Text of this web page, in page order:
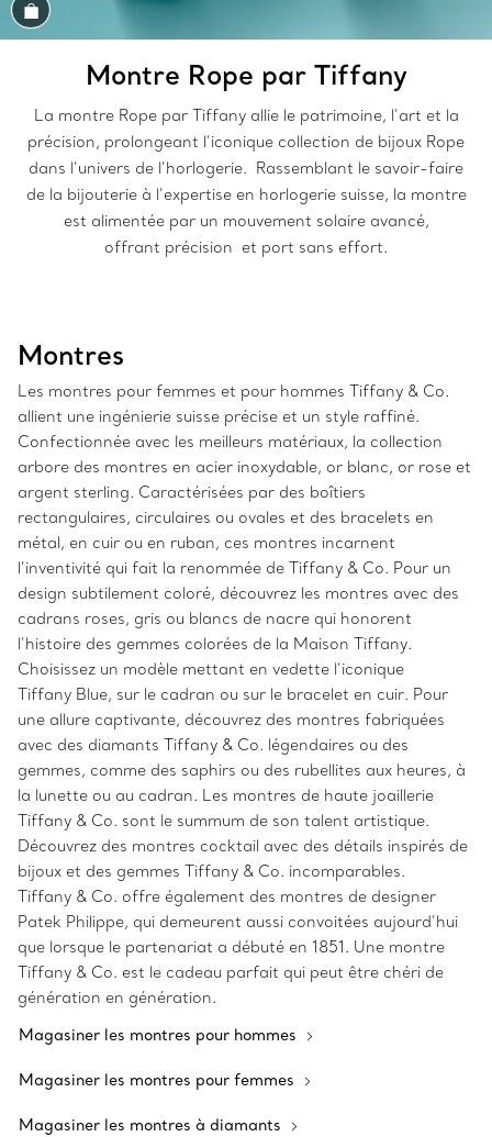
Magasiner cet assortiment
Montre Rope par Tiffany
La montre Rope par Tiffany allie le patrimoine, l’art et la
précision, prolongeant l’iconique collection de bijoux Rope
dans l’univers de l’horlogerie. Rassemblant le savoir-faire
de la bijouterie à l’expertise en horlogerie suisse, la montre
est alimentée par un mouvement solaire avancé,
offrant précision et port sans effort.
Montres
Les montres pour femmes et pour hommes Tiffany & Co.
allient une ingénierie suisse précise et un style raffiné.
Confectionnée avec les meilleurs matériaux, la collection
arbore des montres en acier inoxydable, or blanc, or rose et
argent sterling. Caractérisées par des boîtiers
rectangulaires, circulaires ou ovales et des bracelets en
métal, en cuir ou en ruban, ces montres incarnent
l’inventivité qui fait la renommée de Tiffany & Co. Pour un
design subtilement coloré, découvrez les montres avec des
cadrans roses, gris ou blancs de nacre qui honorent
l’histoire des gemmes colorées de la Maison Tiffany.
Choisissez un modèle mettant en vedette l’iconique
Tiffany Blue, sur le cadran ou sur le bracelet en cuir. Pour
une allure captivante, découvrez des montres fabriquées
avec des diamants Tiffany & Co. légendaires ou des
gemmes, comme des saphirs ou des rubellites aux heures, à
la lunette ou au cadran. Les montres de haute joaillerie
Tiffany & Co. sont le summum de son talent artistique.
Découvrez des montres cocktail avec des détails inspirés de
bijoux et des gemmes Tiffany & Co. incomparables.
Tiffany & Co. offre également des montres de designer
Patek Philippe, qui demeurent aussi convoitées aujourd’hui
que lorsque le partenariat a débuté en 1851. Une montre
Tiffany & Co. est le cadeau parfait qui peut être chéri de
génération en génération.
Magasiner les montres pour hommes
Magasiner les montres pour femmes
Magasiner les montres à diamants